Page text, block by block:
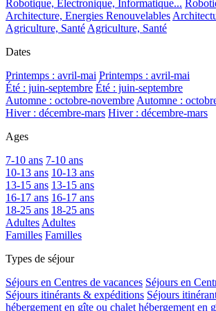
Robotique, Electronique, Informatique...
Architecture, Energies Renouvelables
Agriculture, Santé Agriculture, Santé
Dates
Printemps : avril-mai Printemps : avril-mai
Été : juin-septembre Été : juin-septembre
Automne : octobre-novembre Automne :
Hiver : décembre-mars Hiver : décembre-mars
Ages
7-10 ans 7-10 ans
10-13 ans 10-13 ans
13-15 ans 13-15 ans
16-17 ans 16-17 ans
18-25 ans 18-25 ans
Adultes Adultes
Familles Familles
Types de séjour
Séjours en Centres de vacances Séjours en
Séjours itinérants & expéditions Séjours
hébergement en gîte ou chalet hébergement en